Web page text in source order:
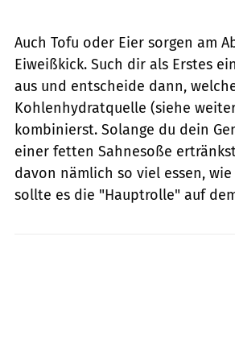
Auch Tofu oder Eier sorgen am
Eiweißkick. Such dir als Erstes
aus und entscheide dann,
Kohlenhydratquelle (siehe
kombinierst. Solange du dein
einer fetten Sahnesoße
davon nämlich so viel essen,
sollte es die "Hauptrolle" auf